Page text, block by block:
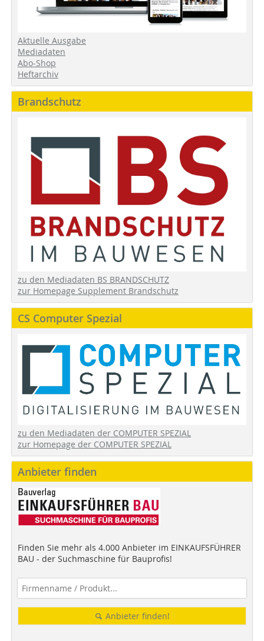
Aktuelle Ausgabe
Mediadaten
Abo-Shop
Heftarchiv
Brandschutz
zu den Mediadaten BS BRANDSCHUTZ
zur Homepage Supplement Brandschutz
CS Computer Spezial
zu den Mediadaten der COMPUTER SPEZIAL
zur Homepage der COMPUTER SPEZIAL
Anbieter finden
Finden Sie mehr als 4.000 Anbieter im EINKAUFSFÜHRER
BAU - der Suchmaschine für Bauprofis!
Anbieter finden!